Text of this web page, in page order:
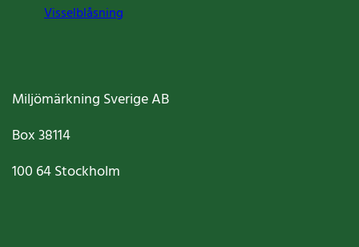
Visselblåsning
Miljömärkning Sverige AB
Box38114
100 64Stockholm